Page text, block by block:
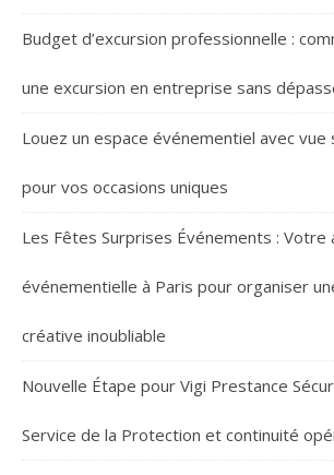
Budget d’excursion professionnelle :
une excursion en entreprise sans
Louez un espace événementiel avec vue
pour vos occasions uniques
Les Fêtes Surprises Événements : Votre
événementielle à Paris pour organiser
créative inoubliable
Nouvelle Étape pour Vigi Prestance
Service de la Protection et continuité